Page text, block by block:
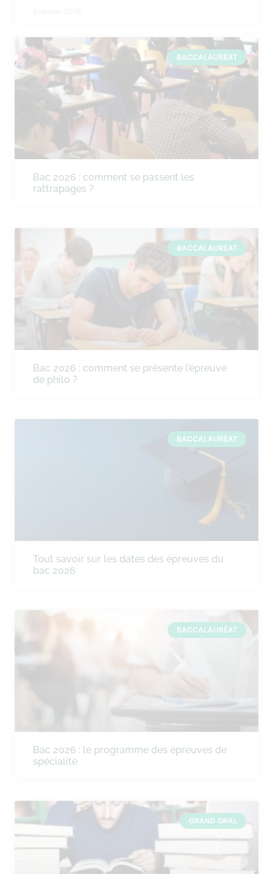
BACCALAURÉAT
Bac 2026 : comment se passent les
rattrapages ?
BACCALAURÉAT
Bac 2026 : comment se présente l’épreuve
de philo ?
BACCALAURÉAT
Tout savoir sur les dates des épreuves du
bac 2026
BACCALAURÉAT
Bac 2026 : le programme des épreuves de
spécialité
GRAND ORAL